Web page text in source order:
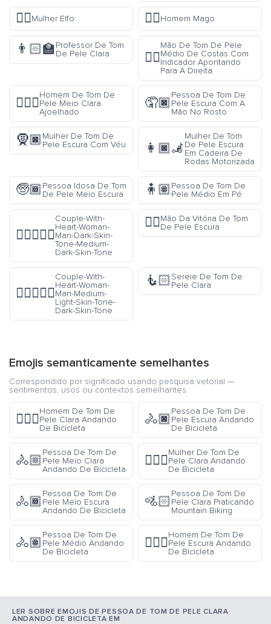
🧝‍♀️Mulher Elfo 🧙‍♂️Homem Mago
👨🏻‍🏫Professor De Tom
De Pele Clara
👉🏽
Mão De Tom De Pele
Médio De Costas Com
Indicador Apontando
Para A Direita
🧎🏼‍♂️
Homem De Tom De
Pele Meio Clara
Ajoelhado
🤦🏿
Pessoa De Tom De
Pele Escura Com A
Mão No Rosto
🧕🏿Mulher De Tom De
Pele Escura Com Véu
👩🏿‍🦼
Mulher De Tom
De Pele Escura
Em Cadeira De
Rodas Motorizada
🧓🏾Pessoa Idosa De Tom
De Pele Meio Escura
🧍🏽Pessoa De Tom De
Pele Médio Em Pé
👩🏿‍❤️‍👨🏾
Couple-With-
Heart-Woman-
Man-Dark-Skin-
Tone-Medium-
Dark-Skin-Tone
✌🏿Mão Da Vitória De Tom
De Pele Escura
👩🏼‍❤️‍👨🏿
Couple-With-
Heart-Woman-
Man-Medium-
Light-Skin-Tone-
Dark-Skin-Tone
🧜🏻Sereie De Tom De
Pele Clara
Emojis semanticamente semelhantes
Correspondido por significado usando pesquisa vetorial —
sentimentos, usos ou contextos semelhantes.
🚴🏻‍♂️
Homem De Tom De
Pele Clara Andando
De Bicicleta
🚴🏿
Pessoa De Tom De
Pele Escura Andando
De Bicicleta
🚴🏼
Pessoa De Tom De
Pele Meio Clara
Andando De Bicicleta
🚴🏻‍♀️
Mulher De Tom De
Pele Clara Andando
De Bicicleta
🚴🏾
Pessoa De Tom De
Pele Meio Escura
Andando De Bicicleta
🚵🏻
Pessoa De Tom De
Pele Clara Praticando
Mountain Biking
🚴🏽
Pessoa De Tom De
Pele Médio Andando
De Bicicleta
🚴🏿‍♂️
Homem De Tom De
Pele Escura Andando
De Bicicleta
LER SOBRE EMOJIS DE PESSOA DE TOM DE PELE CLARA
ANDANDO DE BICICLETA EM